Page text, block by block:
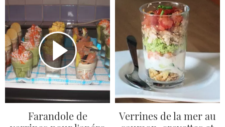
Farandole de
Verrines de la mer au